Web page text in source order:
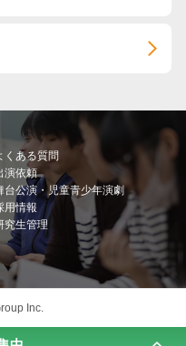
くある質問
演依頼
台公演・児童青少年演劇
用情報
究生管理
Inc.